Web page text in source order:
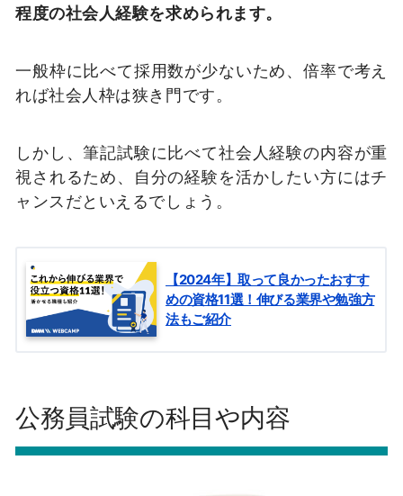
程度の社会人経験を求められます。
一般枠に比べて採用数が少ないため、倍率で考え
れば社会人枠は狭き門です。
しかし、筆記試験に比べて社会人経験の内容が重
視されるため、自分の経験を活かしたい方にはチ
ャンスだといえるでしょう。
【2024年】取って良かったおすす
めの資格11選！伸びる業界や勉強方
法もご紹介
公務員試験の科目や内容